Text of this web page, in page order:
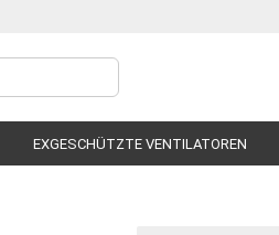
EXGESCHÜTZTE VENTILATOREN